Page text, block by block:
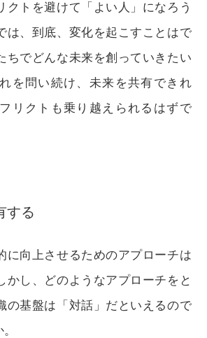
クトを避けて「よい人」になろう
は、到底、変化を起こすことはで
ちでどんな未来を創っていきたい
を問い続け、未来を共有できれ
リクトも乗り越えられるはずで
する
に向上させるためのアプローチは
かし、どのようなアプローチをと
の基盤は「対話」だといえるので